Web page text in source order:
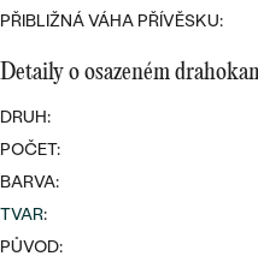
PODLE
PODLE BARVY
PODLE TVARU
NA MÍRU
DIAMANTY
PŘIBLIŽNÁ VÁHA PŘÍVĚSKU:
Detaily o osazeném
DRUH:
POČET:
BARVA:
TVAR:
PŮVOD: